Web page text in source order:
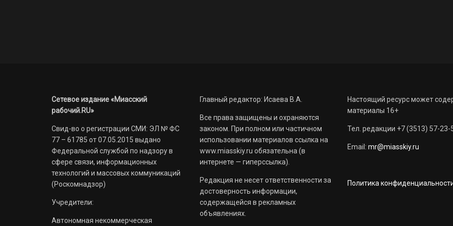
Сетевое издание «Миасский
рабочий.RU»
Свид-во о регистрации СМИ: ЭЛ № ФС
77 – 61785 от 07.05.2015 выдано
Федеральной службой по надзору в
сфере связи, информационных
технологий и массовых коммуникаций
(Роскомнадзор)
Учредители:
Автономная некоммерческая
Главный редактор: Исаева В.А.
Все права защищены и охраняются
законом. При полном или частичном
использовании материалов ссылка на
www.miasskiy.ru обязательна (в
интернете — гиперссылка).
Редакция не несет ответственности за
достоверность информации,
содержащейся в рекламных
объявлениях.
Настоящий ресурс может
материалы 16+
Тел. редакции +7 (3513) 57-23-
Email: mr@miasskiy.ru
Политика